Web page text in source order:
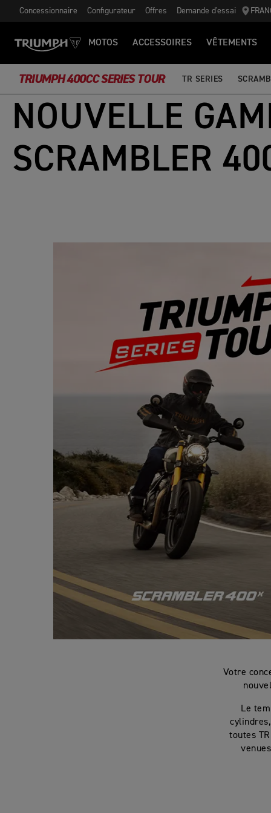
Concessionnaire Configurateur Offres Demande d'essai
MOTOS ACCESSOIRES VÊTEMENTS
TRIUMPH 400CC SERIES TOUR TR SERIES
NOUVELLE
SCRAMBLER
Votre
Le
toutes